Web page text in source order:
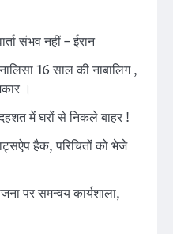
संभव नहीं – ईरान
16 साल की नाबालिग ,
।
में घरों से निकले बाहर !
हैक, परिचितों को भेजे
पर समन्वय कार्यशाला,